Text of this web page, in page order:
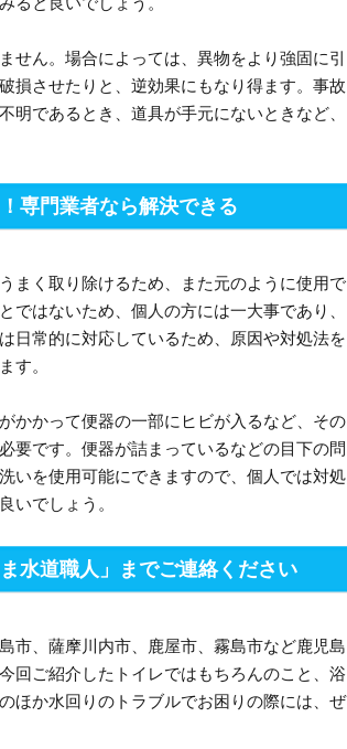
せん。場合によっては、異物をより強固に引
損させたりと、逆効果にもなり得ます。事故
明であるとき、道具が手元にないときなど、
専門業者なら解決できる
まく取り除けるため、また元のように使用で
ではないため、個人の方には一大事であり、
日常的に対応しているため、原因や対処法を
す。
かかって便器の一部にヒビが入るなど、その
要です。便器が詰まっているなどの目下の問
いを使用可能にできますので、個人では対処
いでしょう。
水道職人」までご連絡ください
市、薩摩川内市、鹿屋市、霧島市など鹿児島
回ご紹介したトイレではもちろんのこと、浴
ほか水回りのトラブルでお困りの際には、ぜ